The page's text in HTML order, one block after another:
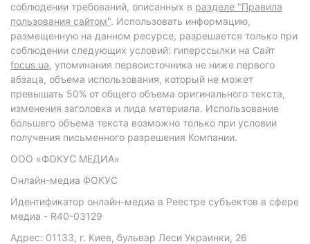
соблюдении требований, описанных в разделе "Правила
пользования сайтом". Использовать информацию,
размещенную на данном ресурсе, разрешается только при
соблюдении следующих условий: гиперссылки на Сайт
focus.ua, упоминания первоисточника не ниже первого
абзаца, объема использования, который не может
превышать 50% от общего объема оригинального текста,
изменения заголовка и лида материала. Использование
большего объема текста возможно только при условии
получения письменного разрешения Компании.
ООО «ФОКУС МЕДИА»
Онлайн-медиа ФОКУС
Идентификатор онлайн-медиа в Реестре субъектов в сфере
медиа - R40-03129
Адрес: 01133, г. Киев, бульвар Леси Украинки, 26